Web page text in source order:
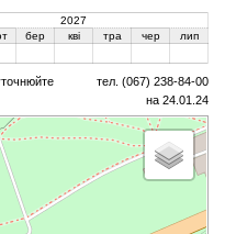
2027
бер кві тра чер лип
тел. (067) 238-84-00
на 24.01.24